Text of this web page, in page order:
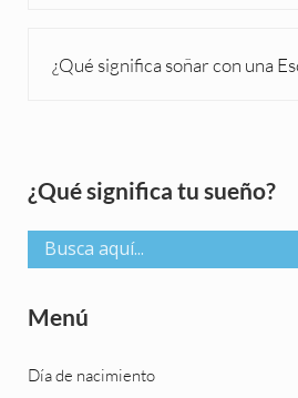
¿Qué significa soñar con una
Sidebar
¿Qué significa tu sueño?
Menú
Día de nacimiento